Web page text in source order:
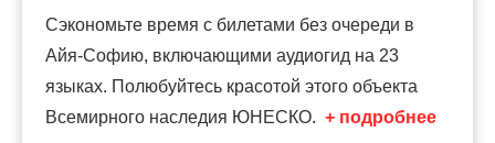
Сэкономьте время с билетами без очереди в
Айя-Софию, включающими аудиогид на 23
языках. Полюбуйтесь красотой этого объекта
Всемирного наследия ЮНЕСКО. + подробнее